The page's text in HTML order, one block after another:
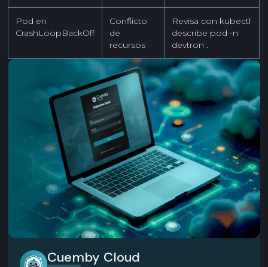
Pod en
CrashLoopBackOff
Conflicto
de
recursos
Revisa con kubectl
describe pod -n
devtron .
Cuemby Cloud